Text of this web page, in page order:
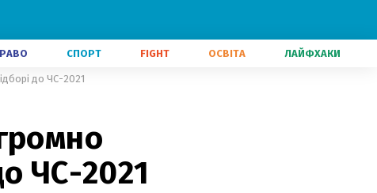
СПОРТ FIGHT ОСВІТА ЛАЙФХАКИ
до ЧС-2021
ЧС-2021